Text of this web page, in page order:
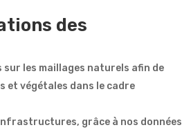
des
les maillages naturels afin de
et végétales dans le cadre
grâce à nos données